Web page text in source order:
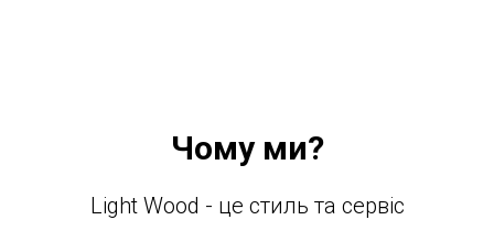
Чому ми?
Light Wood - це стиль та сервіс